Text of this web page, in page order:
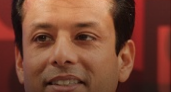
ईरान पर नए हमले की तैयारी कर रहा है अमेरिका?
WSJ की रिपोर्ट में किया गया बड़ा दावा…
अमेरिका-ईरान की जंग में अबतक कितने भारतीयों ने
गंवाई जान? सरकार ने बताया हर देश का आंकड़ा;
देखें लिस्ट